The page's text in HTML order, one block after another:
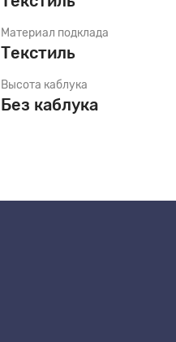
Материал подклада
Текстиль
Высота каблука
Без каблука